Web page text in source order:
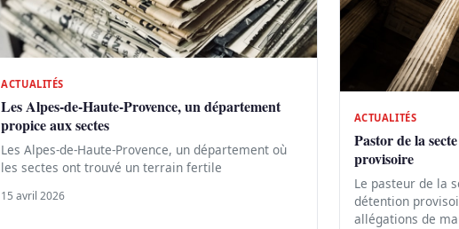
ACTUALITÉS
Les Alpes-de-Haute-Provence, un département
propice aux sectes
Les Alpes-de-Haute-Provence, un département où
les sectes ont trouvé un terrain fertile
15 avril 2026
ACTUALITÉS
Pastor de la
provisoire
Le pasteur de la
détention
allégations de